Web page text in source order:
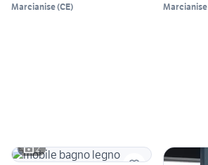
Marcianise(CE) Marcianise
2